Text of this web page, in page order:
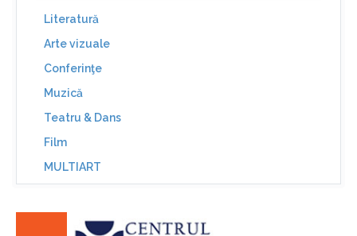
Literatură
Arte vizuale
Conferinţe
Muzică
Teatru & Dans
Film
MULTIART